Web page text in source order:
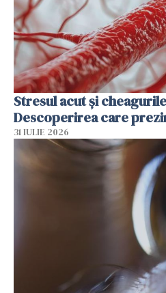
Stresul acut și
Descoperirea care
31 IULIE 2026